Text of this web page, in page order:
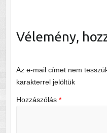
Vélemény,
Az e-mail címet nem
karakterrel jelöltük
Hozzászólás *